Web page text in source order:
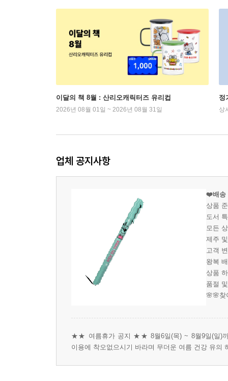
이달의 책 8월 : 산리오캐릭터즈 유리컵
2026년 08월 01일 ~ 2026년 08월 31일
정
상
업체 공지사항
❤️배송
상품
도서
모든
제주
고객
왕복
상품
품절
🌸🌸
★★ 여름휴가 공지 ★★ 8월6일(목) ~ 8월9일(일)까
이용에 착오없으시기 바라며 무더운 여름 건강 유의